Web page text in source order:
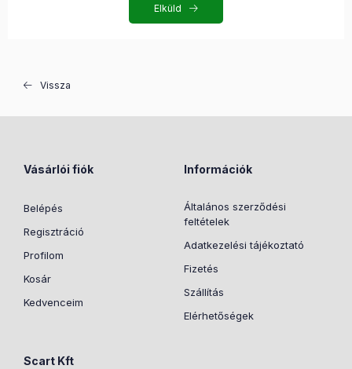
Elküld
Vissza
Vásárlói fiók
Belépés
Regisztráció
Profilom
Kosár
Kedvenceim
Információk
Általános szerződési
feltételek
Adatkezelési tájékoztató
Fizetés
Szállítás
Elérhetőségek
Scart Kft